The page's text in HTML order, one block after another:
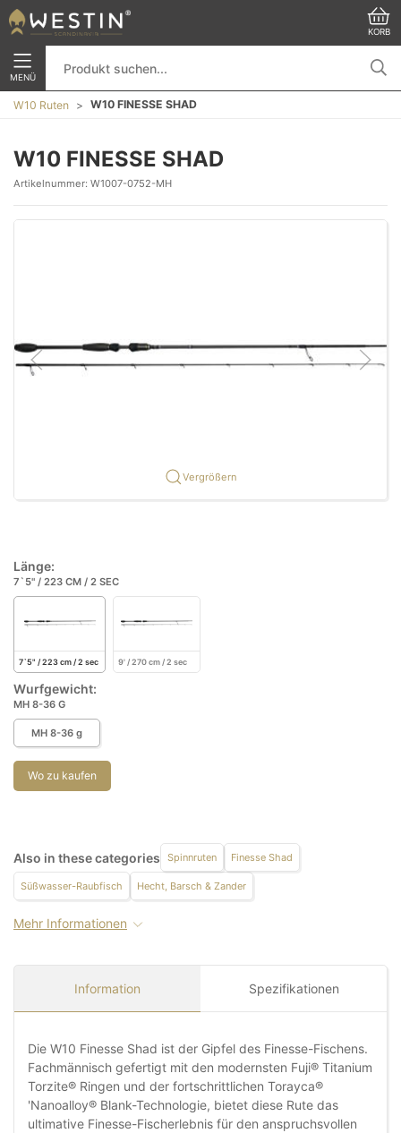
KORB
MENÜ
W10 Ruten W10 FINESSE SHAD
W10 FINESSE SHAD
Artikelnummer: W1007-0752-MH
Vergrößern
Länge:
7`5" / 223 CM / 2 SEC
7`5" / 223 cm / 2 sec 9' / 270 cm / 2 sec
Wurfgewicht:
MH 8-36 G
MH 8-36 g
Wo zu kaufen
Also in these categories Spinnruten Finesse Shad
Süßwasser-Raubfisch Hecht, Barsch & Zander
Mehr Informationen
Information Spezifikationen
Die W10 Finesse Shad ist der Gipfel des Finesse-Fischens.
Fachmännisch gefertigt mit den modernsten Fuji® Titanium
Torzite® Ringen und der fortschrittlichen Torayca®
'Nanoalloy® Blank-Technologie, bietet diese Rute das
ultimative Finesse-Fischerlebnis für den anspruchsvollen